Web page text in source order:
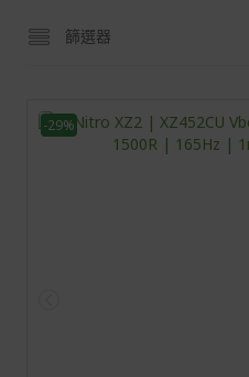
篩選器
-29%